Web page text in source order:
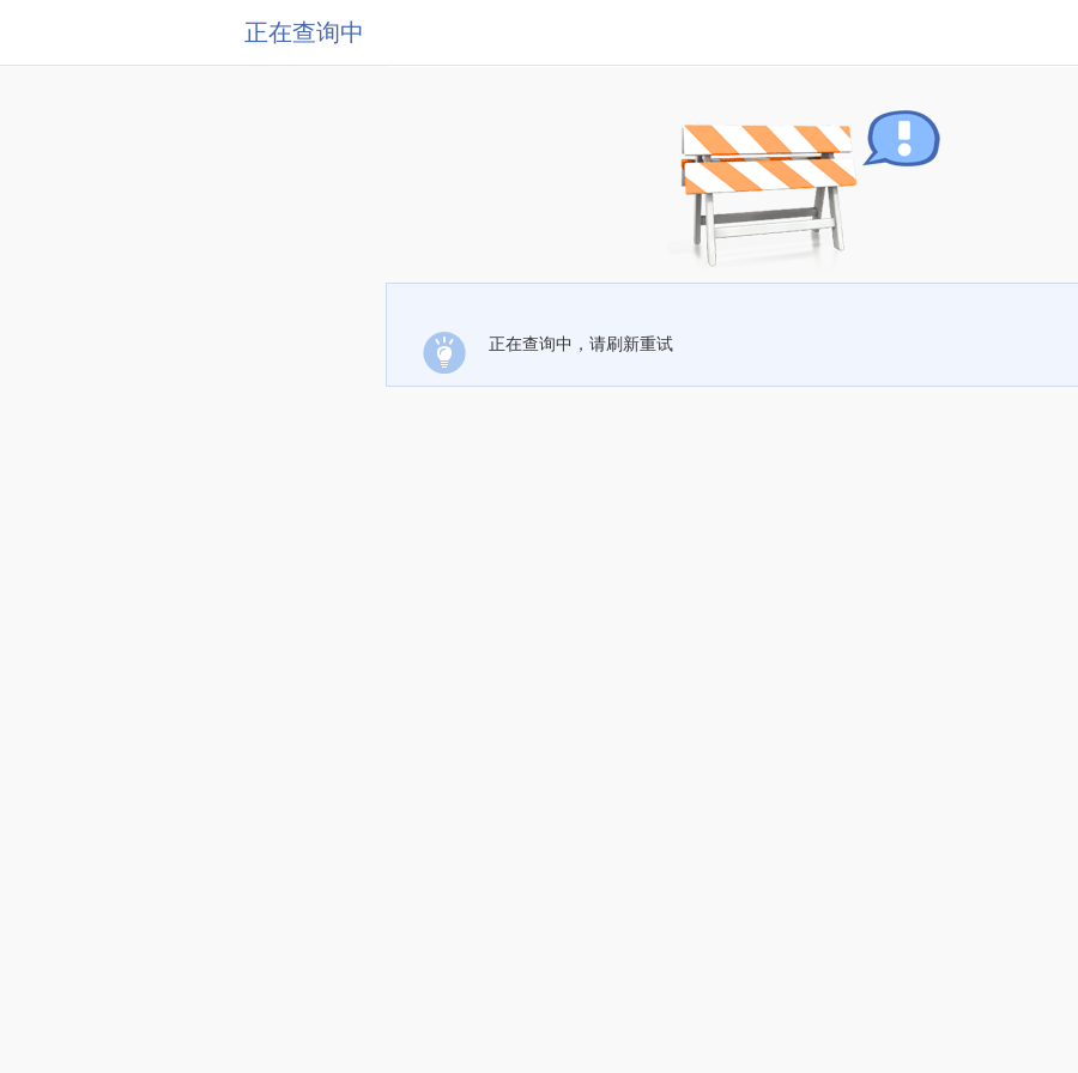
正在查询中
正在查询中，请刷新重试